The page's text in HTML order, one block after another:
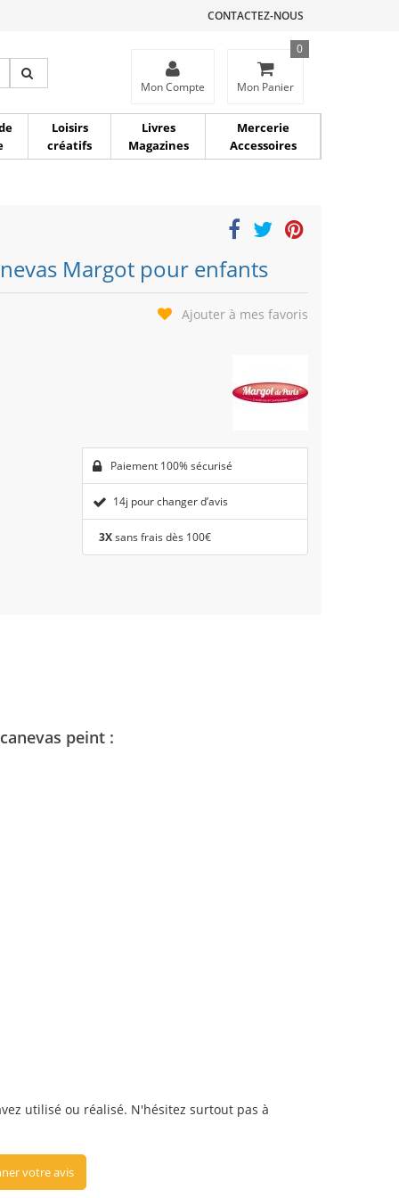
CONTACTEZ-NOUS
Mon Compte Mon Panier
0
Loisirs
créatifs
Livres
Magazines
Mercerie
Accessoires
Margot pour enfants
Ajouter à mes favoris
Paiement 100% sécurisé
14j pour changer d’avis
3Xsans frais dès 100€
peint :
utilisé ou réalisé. N'hésitez surtout pas à
votre avis